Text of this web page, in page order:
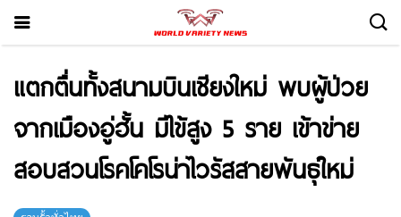
แตกตื่นทั้งสนามบินเชียงใหม่ พบผู้ป่วย
จากเมืองอู่ฮั้น มีไข้สูง 5 ราย เข้าข่าย
สอบสวนโรคโคโรน่าไวรัสสายพันธุ์ใหม่